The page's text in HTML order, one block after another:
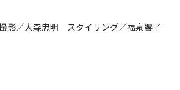
影／大森忠明 スタイリング／福泉響子